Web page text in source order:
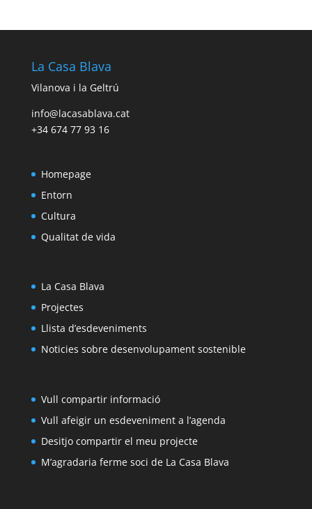
La Casa Blava
Vilanova i la Geltrú
info@lacasablava.cat
+34 674 77 93 16
Homepage
Entorn
Cultura
Qualitat de vida
La Casa Blava
Projectes
Llista d’esdeveniments
Noticies sobre desenvolupament sostenible
Vull compartir informació
Vull afeigir un esdeveniment a l’agenda
Desitjo compartir el meu projecte
M’agradaria ferme soci de La Casa Blava